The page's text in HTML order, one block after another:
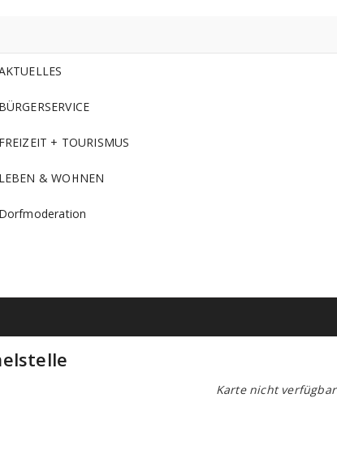
BÜRGERSERVICE
FREIZEIT + TOURISMUS
LEBEN & WOHNEN
Dorfmoderation
Karte nicht verfügbar